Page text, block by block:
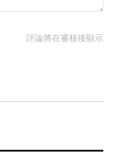
評論將在審核後顯示